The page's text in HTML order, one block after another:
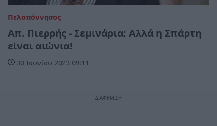
Πελοπόννησος
Απ. Πιερρής - Σεμινάρια: Αλλά η Σπάρτη
είναι αιώνια!
30 Ιουνίου 2023 09:11